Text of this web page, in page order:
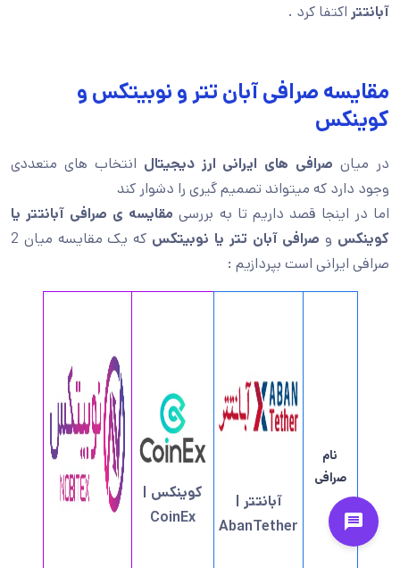
آبانتتر اکتفا کرد .
مقایسه صرافی آبان تتر و نوبیتکس و
کوینکس
در میان صرافی های ایرانی ارز دیجیتال انتخاب های متعددی
وجود دارد که میتواند تصمیم گیری را دشوار کند
اما در اینجا قصد داریم تا به بررسی مقایسه ی صرافی آبانتتر یا
کوینکس و صرافی آبان تتر یا نوبیتکس
که یک مقایسه میان 2
صرافی ایرانی است بپردازیم :
نام
صرافی
آبانتتر |
AbanTether
کوینکس |
CoinEx